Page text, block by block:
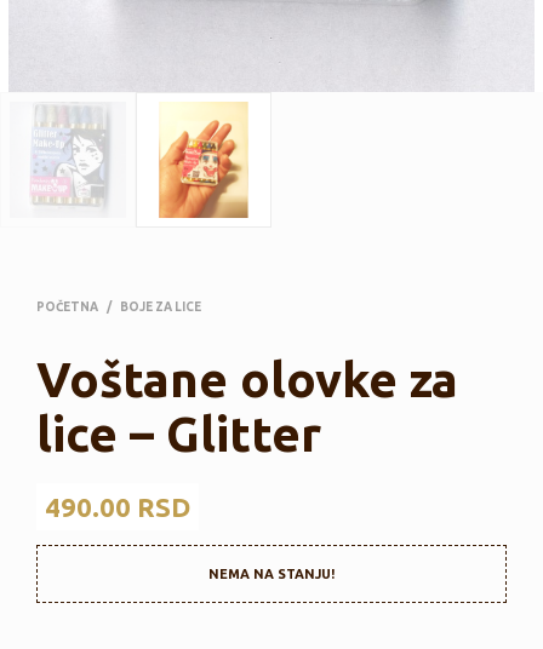
POČETNA / BOJE ZA LICE
Voštane olovke za
lice – Glitter
490.00 RSD
NEMA NA STANJU!